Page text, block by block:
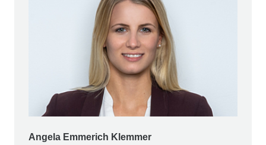
Angela Emmerich Klemmer